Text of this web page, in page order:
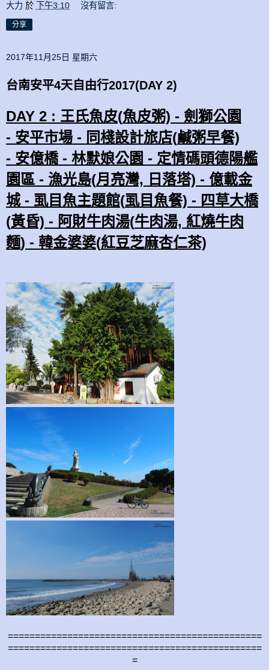
大力 於 下午3:10 沒有留言:
分享
2017年11月25日 星期六
台南安平4天自由行2017(DAY 2)
DAY 2 : 王氏魚皮(魚皮粥) - 劍獅公園
- 安平市場 - 同棧設計旅店(鹹粥早餐)
- 安億橋 - 林默娘公園 - 定情碼頭德陽艦
園區 - 漁光島(月亮灣, 日落塔) - 億載金
城 - 虱目魚主題館(虱目魚餐) - 四草大橋
(黃昏) - 阿財牛肉湯(牛肉湯, 紅燒牛肉
麵) - 韓金婆婆(紅豆芝麻杏仁茶)
===============================================
===============================================
=